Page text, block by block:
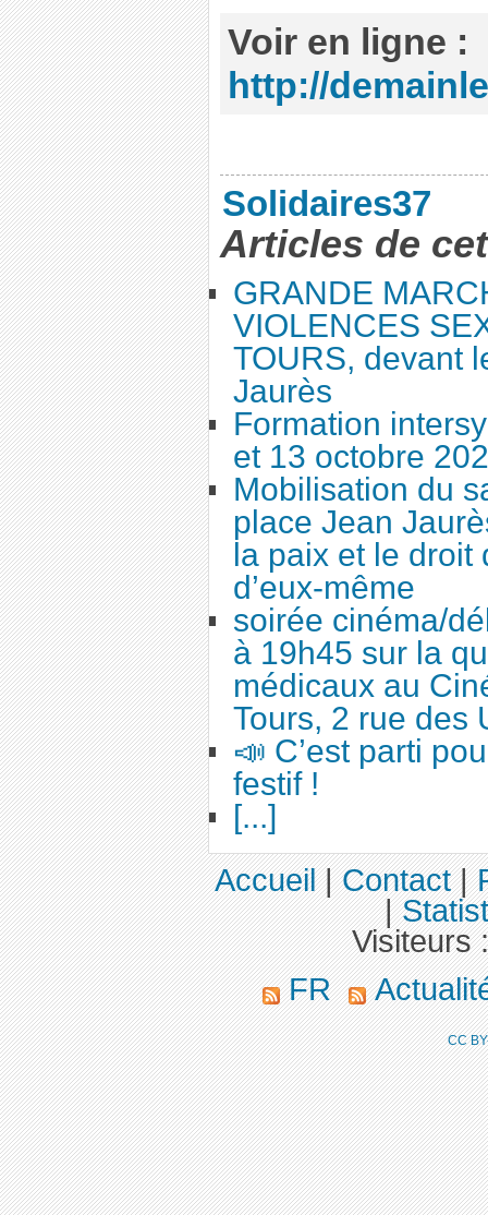
Voir en ligne :
http://
Solidaires37
Articles de
GRANDE
VIOLENCES
TOURS, devant
Jaurès
Formation
et 13 octobre
Mobilisation du
place Jean
la paix et le
d’eux-même
soirée cinéma/
à 19h45 sur la
médicaux au
Tours, 2 rue des
📣 C’est parti
festif !
[...]
Accueil|Contact|
|
Visiteurs
FR
CC